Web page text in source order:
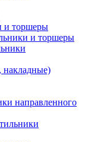
и торшеры
и торшеры
накладные)
направленного